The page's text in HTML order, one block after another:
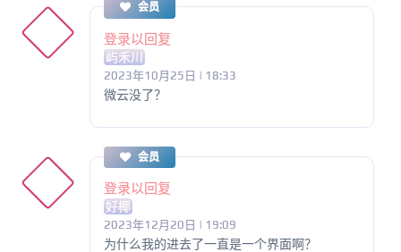
会员
登录以回复
屿禾川
2023年10月25日 | 18:33
微云没了？
会员
登录以回复
好椰
2023年12月20日 | 19:09
为什么我的进去了一直是一个界面啊？